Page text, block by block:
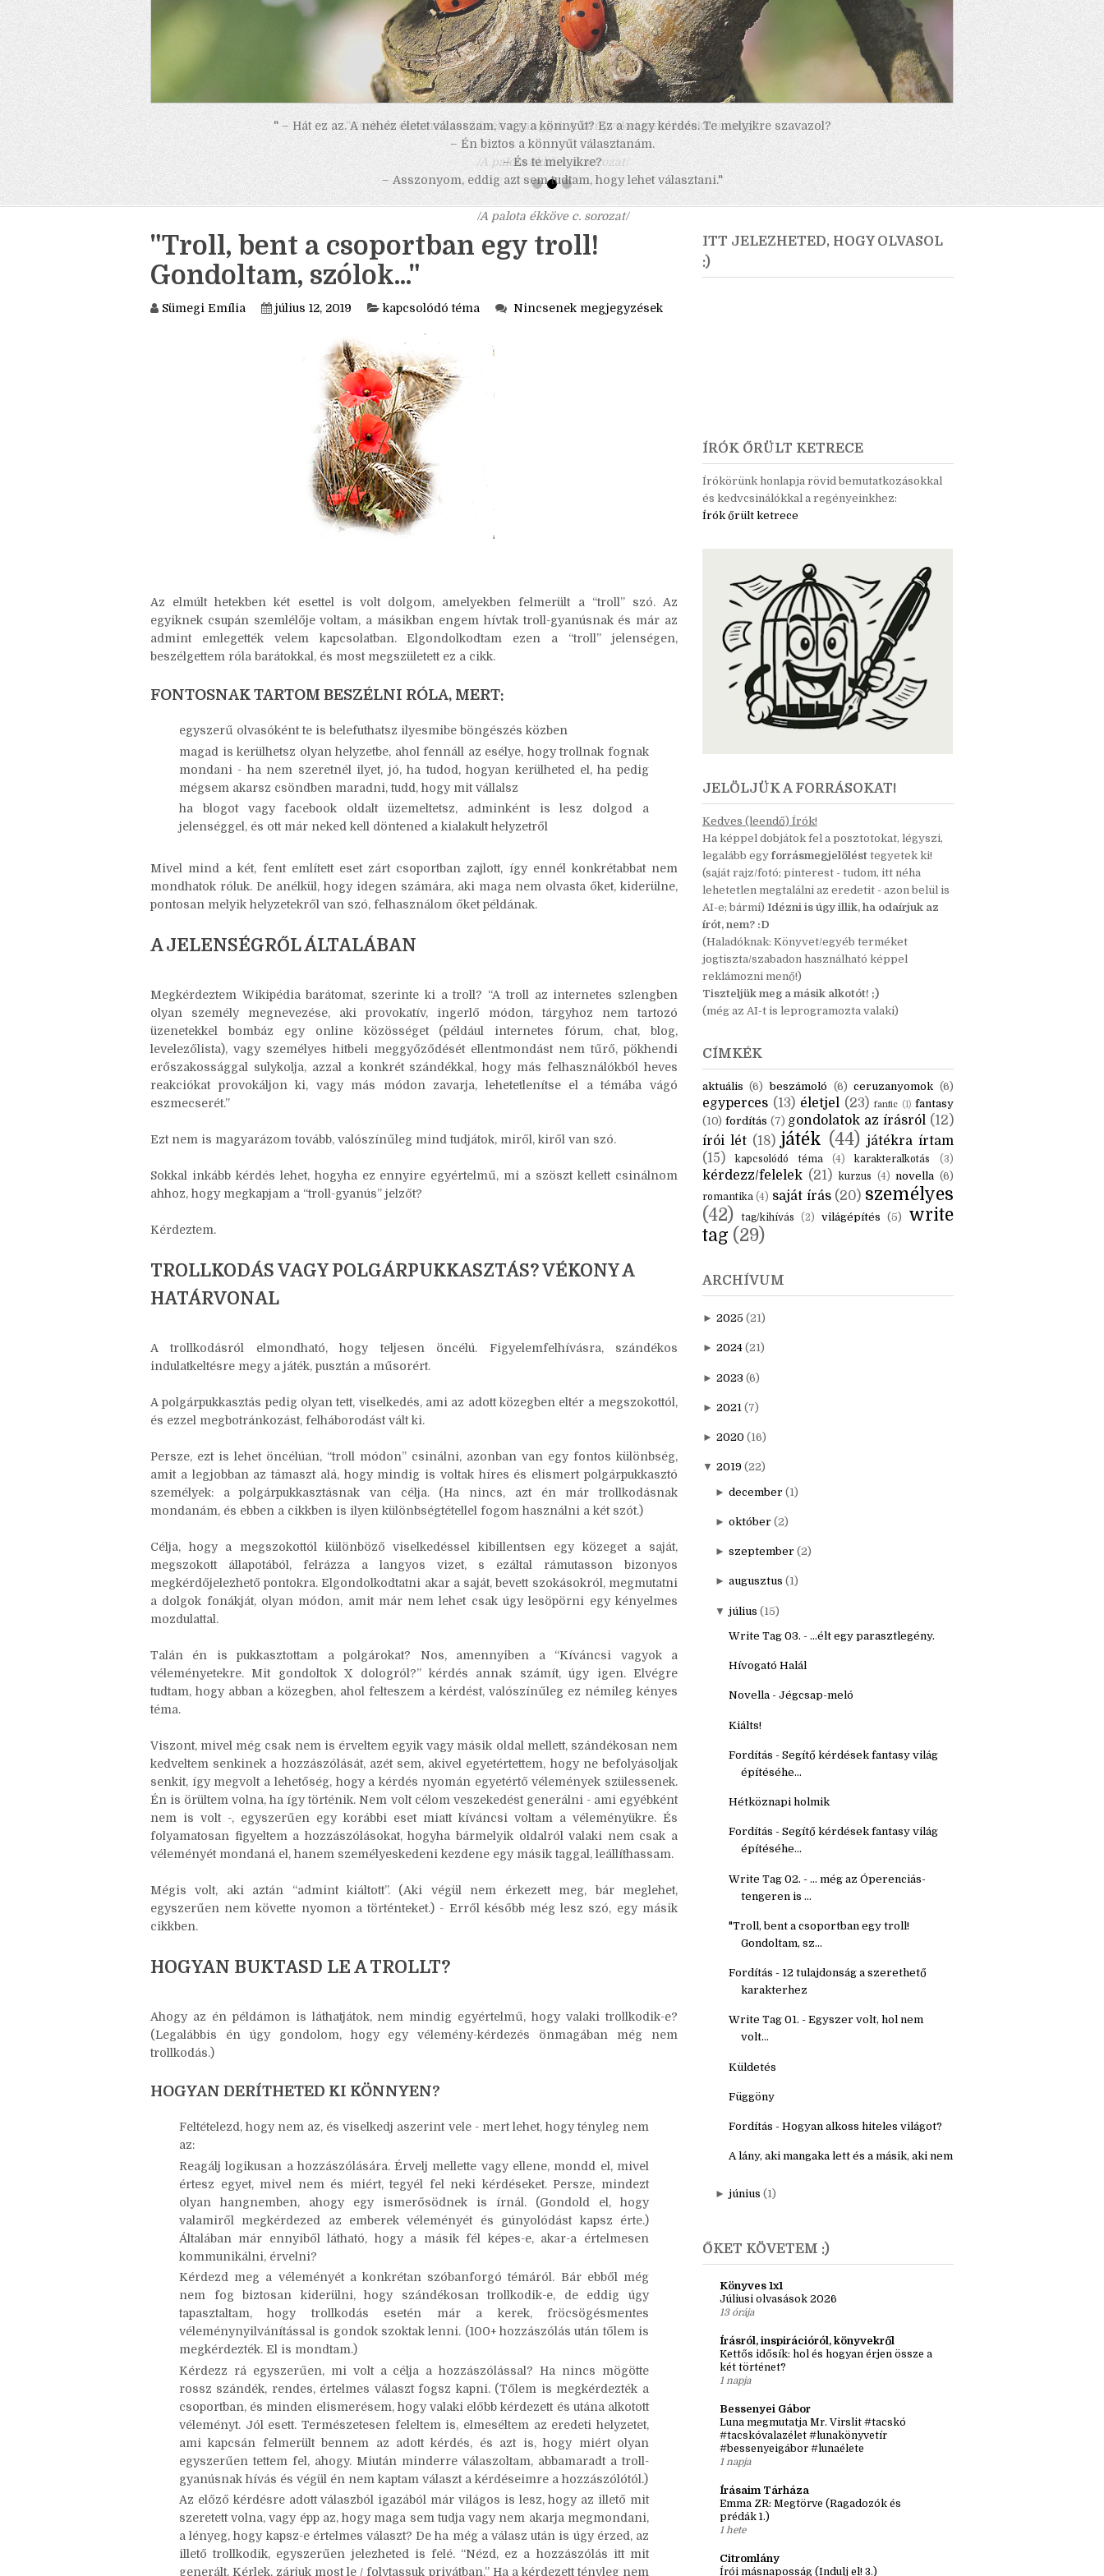
" – Hát ez az. A nehéz életet válasszam, vagy a könnyűt? Ez a nagy kérdés. Te melyikre szavazol?
– Én biztos a könnyűt választanám.
– És te melyikre?
– Asszonyom, eddig azt sem tudtam, hogy lehet választani."
/A palota ékköve c. sorozat/
"Troll, bent a csoportban egy troll!
július 12, 2019 kapcsolódó téma
Az elmúlt hetekben két esettel is volt dolgom, amelyekben felmerült a “troll” szó. Az
admint emlegették velem kapcsolatban. Elgondolkodtam ezen a “troll” jelenségen,
FONTOSNAK TARTOM BESZÉLNI RÓLA, MERT:
egyszerű olvasóként te is belefuthatsz ilyesmibe böngészés közben
magad is kerülhetsz olyan helyzetbe, ahol fennáll az esélye, hogy trollnak fognak
mondani - ha nem szeretnél ilyet, jó, ha tudod, hogyan kerülheted el, ha pedig
ha blogot vagy facebook oldalt üzemeltetsz, adminként is lesz dolgod a
jelenséggel, és ott már neked kell döntened a kialakult helyzetről
mondhatok róluk. De anélkül, hogy idegen számára, aki maga nem olvasta őket, kiderülne,
A JELENSÉGRŐL ÁLTALÁBAN
Megkérdeztem Wikipédia barátomat, szerinte ki a troll? “A troll az internetes szlengben
olyan személy megnevezése, aki provokatív, ingerlő módon, tárgyhoz nem tartozó
üzenetekkel bombáz egy online közösséget (például internetes fórum, chat, blog,
levelezőlista), vagy személyes hitbeli meggyőződését ellentmondást nem tűrő, pökhendi
reakciókat provokáljon ki, vagy más módon zavarja, lehetetlenítse el a témába vágó
Ezt nem is magyarázom tovább, valószínűleg mind tudjátok, miről, kiről van szó.
Sokkal inkább kérdés lehet, hogyha ez ennyire egyértelmű, mi a szöszt kellett csinálnom
HATÁRVONAL
A trollkodásról elmondható, hogy teljesen öncélú. Figyelemfelhívásra, szándékos
indulatkeltésre megy a játék, pusztán a műsorért.
A polgárpukkasztás pedig olyan tett, viselkedés, ami az adott közegben eltér a megszokottól,
és ezzel megbotránkozást, felháborodást vált ki.
Persze, ezt is lehet öncélúan, “troll módon” csinálni, azonban van egy fontos különbség,
személyek: a polgárpukkasztásnak van célja. (Ha nincs, azt én már trollkodásnak
mondanám, és ebben a cikkben is ilyen különbségtétellel fogom használni a két szót.)
Célja, hogy a megszokottól különböző viselkedéssel kibillentsen egy közeget a saját,
megszokott állapotából, felrázza a langyos vizet, s ezáltal rámutasson bizonyos
a dolgok fonákját, olyan módon, amit már nem lehet csak úgy lesöpörni egy kényelmes
mozdulattal.
Talán én is pukkasztottam a polgárokat? Nos, amennyiben a “Kíváncsi vagyok a
tudtam, hogy abban a közegben, ahol felteszem a kérdést, valószínűleg ez némileg kényes
téma.
Viszont, mivel még csak nem is érveltem egyik vagy másik oldal mellett, szándékosan nem
kedveltem senkinek a hozzászólását, azét sem, akivel egyetértettem, hogy ne befolyásoljak
senkit, így megvolt a lehetőség, hogy a kérdés nyomán egyetértő vélemények szülessenek.
Én is örültem volna, ha így történik. Nem volt célom veszekedést generálni - ami egyébként
folyamatosan figyeltem a hozzászólásokat, hogyha bármelyik oldalról valaki nem csak a
véleményét mondaná el, hanem személyeskedeni kezdene egy másik taggal, leállíthassam.
egyszerűen nem követte nyomon a történteket.) - Erről később még lesz szó, egy másik
HOGYAN BUKTASD LE A TROLLT?
(Legalábbis én úgy gondolom, hogy egy vélemény-kérdezés önmagában még nem
HOGYAN DERÍTHETED KI KÖNNYEN?
Feltételezd, hogy nem az, és viselkedj aszerint vele - mert lehet, hogy tényleg nem
az:
Reagálj logikusan a hozzászólására. Érvelj mellette vagy ellene, mondd el, mivel
értesz egyet, mivel nem és miért, tegyél fel neki kérdéseket. Persze, mindezt
olyan hangnemben, ahogy egy ismerősödnek is írnál. (Gondold el, hogy
valamiről megkérdezed az emberek véleményét és gúnyolódást kapsz érte.)
Általában már ennyiből látható, hogy a másik fél képes-e, akar-a értelmesen
kommunikálni, érvelni?
Kérdezd meg a véleményét a konkrétan szóbanforgó témáról. Bár ebből még
nem fog biztosan kiderülni, hogy szándékosan trollkodik-e, de eddig úgy
tapasztaltam, hogy trollkodás esetén már a kerek, fröcsögésmentes
véleménynyilvánítással is gondok szoktak lenni. (100+ hozzászólás után tőlem is
megkérdezték. El is mondtam.)
Kérdezz rá egyszerűen, mi volt a célja a hozzászólással? Ha nincs mögötte
rossz szándék, rendes, értelmes választ fogsz kapni. (Tőlem is megkérdezték a
csoportban, és minden elismerésem, hogy valaki előbb kérdezett és utána alkotott
véleményt. Jól esett. Természetesen feleltem is, elmeséltem az eredeti helyzetet,
ami kapcsán felmerült bennem az adott kérdés, és azt is, hogy miért olyan
egyszerűen tettem fel, ahogy. Miután minderre válaszoltam, abbamaradt a troll-
gyanúsnak hívás és végül én nem kaptam választ a kérdéseimre a hozzászólótól.)
Az előző kérdésre adott válaszból igazából már világos is lesz, hogy az illető mit
szeretett volna, vagy épp az, hogy maga sem tudja vagy nem akarja megmondani,
ÍRÓK ŐRÜLT KETRECE
JELÖLJÜK A FORRÁSOKAT!
Kedves (leendő) Írók!
Ha képpel dobjátok fel a posztotokat, légyszi,
legalább egyforrásmegjelölésttegyetek ki!
(saját rajz/fotó; pinterest - tudom, itt néha
lehetetlen megtalálni az eredetit - azon belül is
AI-e; bármi)Idézni is úgy illik, ha odaírjuk az
írót, nem? :D
(Haladóknak: Könyvet/egyéb terméket
jogtiszta/szabadon használható képpel
Tiszteljük meg a másik alkotót! ;)
CÍMKÉK
aktuális (6) beszámoló (6) ceruzanyomok (6)
egyperces (13) életjel (23) fanfic (1) fantasy
(10) fordítás (7) gondolatok az írásról (12)
írói lét
(18) játék (44) játékra írtam
(15)
kapcsolódó téma (4) karakteralkotás (3)
kérdezz/felelek
tag/kihívás
tag (29)
► 2025 (21)
► 2024 (21)
► 2023 (6)
► 2021 (7)
2020 (16)
2019 (22)
► december (1)
► október (2)
► szeptember
►augusztus (1)
▼július (15)
Write Tag 03. - ...élt egy parasztlegény.
Hívogató Halál
Novella - Jégcsap-meló
Kiálts!
Fordítás - Segítő kérdések fantasy világ
építéséhe...
Hétköznapi holmik
Fordítás - Segítő kérdések fantasy világ
építéséhe...
Write Tag 02. - ... még az Óperenciás-
tengeren is ...
"Troll, bent a csoportban egy troll!
Gondoltam, sz...
Fordítás - 12 tulajdonság a szerethető
karakterhez
Write Tag 01. - Egyszer volt, hol nem
volt...
Küldetés
Függöny
►június (1)
ŐKET KÖVETEM :)
Könyves 1x1
Júliusi olvasások 2026
13 órája
Kettős idősík: hol és hogyan érjen össze a
két történet?
1 napja
Bessenyei Gábor
#tacskóvalazélet #lunakönyvetír
#bessenyeigábor #lunaélete
1 napja
Emma ZR: Megtörve (Ragadozók és
prédák 1.)